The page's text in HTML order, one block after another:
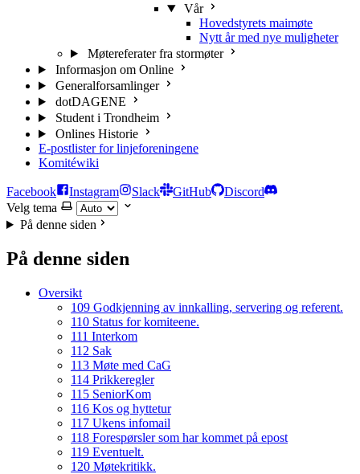
Vår
Hovedstyrets maimøte
Nytt år med nye muligheter
Møtereferater fra stormøter
Informasjon om Online
Generalforsamlinger
dotDAGENE
Student i Trondheim
Onlines Historie
E-postlister for linjeforeningene
Komitéwiki
Facebook Instagram Slack GitHub
Discord
Velg tema
På denne siden
På denne siden
Oversikt
109 Godkjenning av innkalling, servering og referent.
110 Status for komiteene.
111 Interkom
112 Sak
113 Møte med CaG
114 Prikkeregler
115 SeniorKom
116 Kos og hyttetur
117 Ukens infomail
118 Forespørsler som har kommet på epost
119 Eventuelt.
120 Møtekritikk.